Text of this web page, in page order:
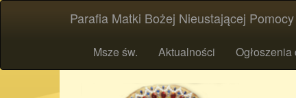
Parafia Matki Bożej Nieustającej Pomocy
Msze św. Aktualności